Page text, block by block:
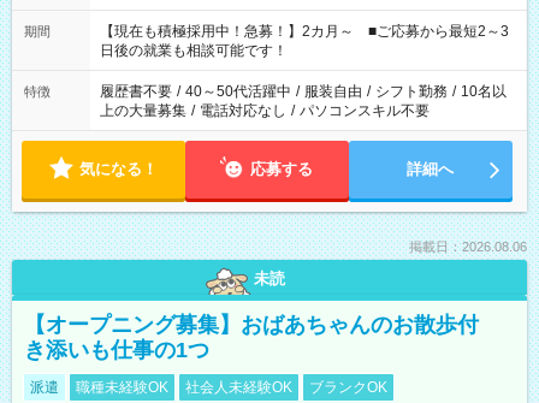
い」 「余裕を持って夕飯の準備がしたい」 「できれば残業はし
たくない」 など、ご希望を教えてくださいね。 ※Wワーク希望
の方へ 今ご覧のお仕事で希望する勤務時間と、もう1つのお仕事
の勤務時間。 合計で週40時間を超える場合は応募できません。
期間
【現在も積極採用中！急募！】2カ月～ ■ご応募から最短2～3
日後の就業も相談可能です！
特徴 履歴書不要 / 40～50代活躍中 / 服装自由 / シフト勤務 / 10名以
上の大量募集 / 電話対応なし / パソコンスキル不要
気になる！ 応募する 詳細へ
掲載日：2026.08.06
未読
【オープニング募集】おばあちゃんのお散歩付
き添いも仕事の1つ
派遣 職種未経験OK 社会人未経験OK
ブランクOK